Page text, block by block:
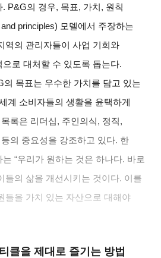
P&G의 경우, 목표, 가치, 원칙
principles) 모델에서 주장하는
역의 관리자들이 사업 기회와
로 대처할 수 있도록 돕는다.
의 목표는 우수한 가치를 담고 있는
계 소비자들의 생활을 윤택하게
록은 리더십, 주인의식, 정직,
의 중요성을 강조하고 있다. 한
“우리가 원하는 것은 하나다. 바로
들의 삶을 개선시키는 것이다. 이를
들을 가치 있는 자산으로 대해야
클을 제대로 즐기는 방법